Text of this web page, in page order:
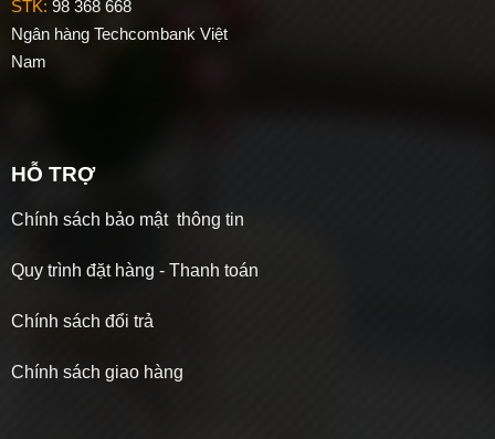
STK: 98 368 668
Ngân hàng Techcombank Việt
Nam
HỖ TRỢ
Chính sách bảo mật thông tin
Quy trình đặt hàng - Thanh toán
Chính sách đổi trả
Chính sách giao hàng